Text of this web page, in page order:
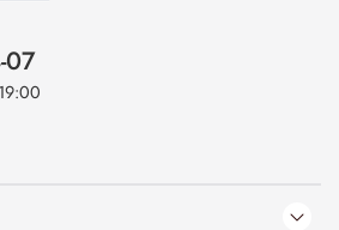
07